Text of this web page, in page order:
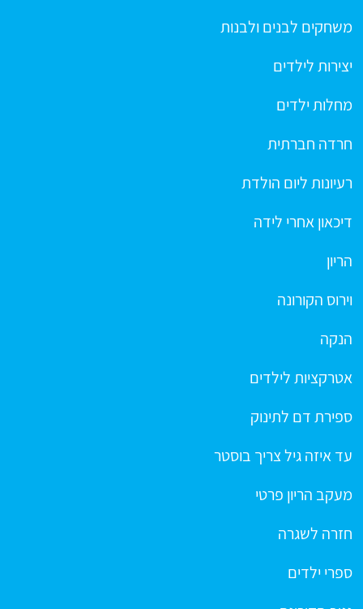
משחקים לבנים ולבנות
יצירות לילדים
מחלות ילדים
חרדה חברתית
רעיונות ליום הולדת
דיכאון אחרי לידה
הריון
וירוס הקורונה
הנקה
אטרקציות לילדים
ספירת דם לתינוק
עד איזה גיל צריך בוסטר
מעקב הריון פרטי
חזרה לשגרה
ספרי ילדים